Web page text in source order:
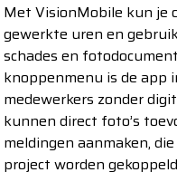
Met VisionMobile kun je
gewerkte uren en
schades en
knoppenmenu is de
medewerkers zonder
kunnen direct foto’s
meldingen aanmaken,
project worden